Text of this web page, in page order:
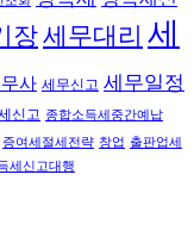
장세무대리 세
사 세무신고 세무일정
신고 종합소득세중간예납
증여세절세전략 창업 출판업세
세신고대행